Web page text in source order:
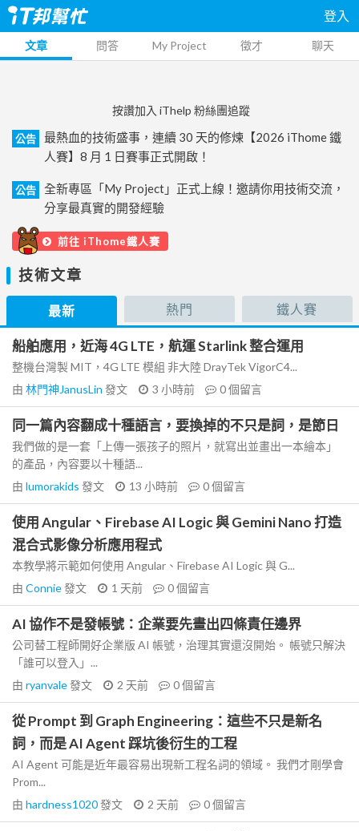
登入
文章 問答 My Project 徵才 聊天
按讚加入 iThelp 粉絲團追蹤
公告
最熱血的技術盛事，連續 30 天的修煉【2026 iThome 鐵
人賽】8 月 1 日賽事正式開啟！
公告
全新專區「My Project」正式上線！邀請你用技術交流，
分享最真實的開發經驗
前往 iThome鐵人賽
技術文章
最新 熱門 鐵人賽
船舶應用，近海 4G LTE，航運 Starlink 整合運用
整機台灣製 MIT，4G LTE 模組 非大陸 DrayTek VigorC4...
由 林門神JanusLin 發文 3 小時前 0個留言
同一篇內容翻成十種語言，要換掉的不只是詞，是節日
我們做的是一套「上傳一張孩子的照片，就寫出並畫出一本繪本」
的產品，內容要以十種語...
由 lumorakids 發文 13 小時前 0個留言
使用 Angular、Firebase AI Logic 與 Gemini Nano 打造
混合式影像分析應用程式
本教學將示範如何使用 Angular、Firebase AI Logic 與 G...
由 Connie發文 1 天前 0個留言
AI 協作不是發帳號：企業要先畫出四條責任邊界
公司替工程師開好企業版 AI 帳號，治理其實還沒開始。 帳號只解決
「誰可以登入」...
由 ryanvale發文 2 天前 0個留言
從 Prompt 到 Graph Engineering：這些不只是新名
詞，而是 AI Agent 踩坑後衍生的工程
AI Agent 可能是近年最容易出現新工程名詞的領域。 我們才剛學會
Prom...
由 hardness1020發文 2 天前 0個留言